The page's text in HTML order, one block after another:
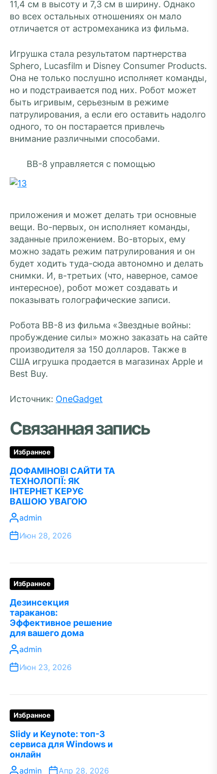
11,4 см в высоту и 7,3 см в ширину. Однако
во всех остальных отношениях он мало
отличается от астромеханика из фильма.
Игрушка стала результатом партнерства
Sphero, Lucasfilm и Disney Consumer Products.
Она не только послушно исполняет команды,
но и подстраивается под них. Робот может
быть игривым, серьезным в режиме
патрулирования, а если его оставить надолго
одного, то он постарается привлечь
внимание различными способами.
BB-8 управляется с помощью
приложения и может делать три основные
вещи. Во-первых, он исполняет команды,
заданные приложением. Во-вторых, ему
можно задать режим патрулирования и он
будет ходить туда-сюда автономно и делать
снимки. И, в-третьих (что, наверное, самое
интересное), робот может создавать и
показывать голографические записи.
Робота BB-8 из фильма «Звездные войны:
пробуждение силы» можно заказать на сайте
производителя за 150 долларов. Также в
США игрушка продается в магазинах Apple и
Best Buy.
Источник: OneGadget
Связанная запись
Избранное
ДОФАМІНОВІ САЙТИ ТА
ТЕХНОЛОГІЇ: ЯК
ІНТЕРНЕТ КЕРУЄ
ВАШОЮ УВАГОЮ
admin
Июн 28, 2026
Избранное
Дезинсекция
тараканов:
Эффективное решение
для вашего дома
admin
Июн 23, 2026
Избранное
Slidy и Keynote: топ-3
сервиса для Windows и
онлайн
admin Апр 28, 2026